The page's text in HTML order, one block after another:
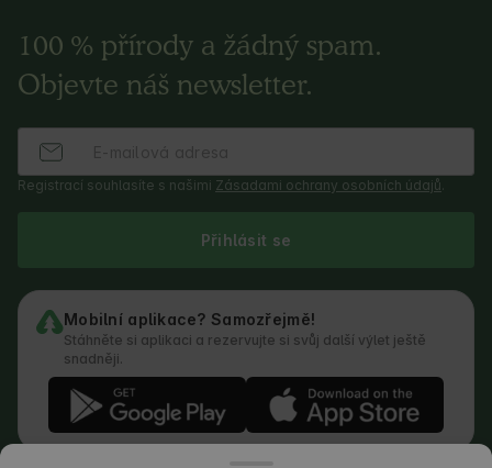
100 % přírody a žádný spam.
Objevte náš newsletter.
Registrací souhlasíte s našimi Zásadami ochrany osobních údajů.
Přihlásit se
Mobilní aplikace? Samozřejmě!
Stáhněte si aplikaci a rezervujte si svůj další výlet ještě
snadněji.